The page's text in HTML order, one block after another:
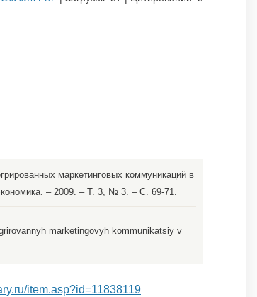
маркетинговых коммуникаций в
– 2009. – Т. 3, № 3. – С. 69-71.
marketingovyh kommunikatsiy v
item.asp?id=11838119